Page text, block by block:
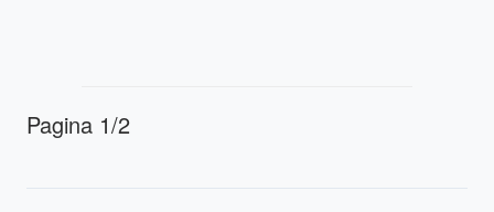
Pagina 1/2